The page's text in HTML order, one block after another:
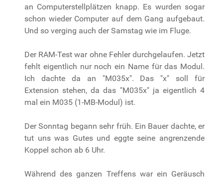
an Computerstellplätzen knapp. Es wurden sogar
schon wieder Computer auf dem Gang aufgebaut.
Und so verging auch der Samstag wie im Fluge.
Der RAM-Test war ohne Fehler durchgelaufen. Jetzt
fehlt eigentlich nur noch ein Name für das Modul.
Ich dachte da an "M035x". Das "x" soll für
Extension stehen, da das "M035x" ja eigentlich 4
mal ein M035 (1-MB-Modul) ist.
Der Sonntag begann sehr früh. Ein Bauer dachte, er
tut uns was Gutes und eggte seine angrenzende
Koppel schon ab 6 Uhr.
Während des ganzen Treffens war ein Geräusch